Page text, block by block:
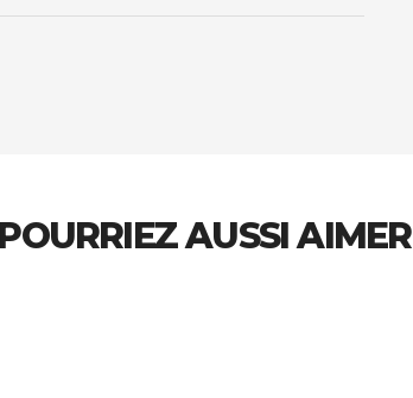
AUSSI AIMER